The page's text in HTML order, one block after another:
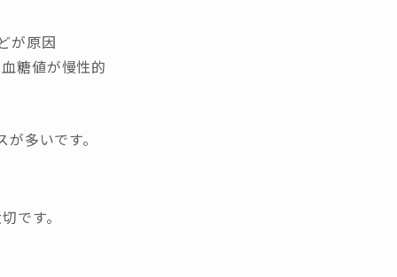
が原因
糖値が慢性的
多いです。
です。